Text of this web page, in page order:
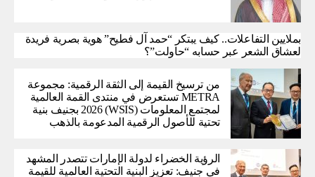
بملايين التفاعلات.. كيف يبتكر “حمد آل فطيح” هوية بصرية فريدة
لعشاق الشعر عبر حسابه “حاولت”؟
من ترسيخ القيمة إلى الثقة الرقمية: مجموعة
METRA تستعرض في منتدى القمة العالمية
لمجتمع المعلومات (WSIS) 2026 بجنيف بنية
تحتية للأصول الرقمية المدعومة بالذهب
الرؤية الخضراء لدولة الإمارات تتصدر المشهد
في جنيف: تعزيز البنية التحتية العالمية للقيمة